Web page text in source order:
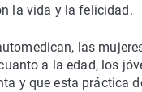
la vida y la felicidad.
las
a la edad, los
y que esta práctica